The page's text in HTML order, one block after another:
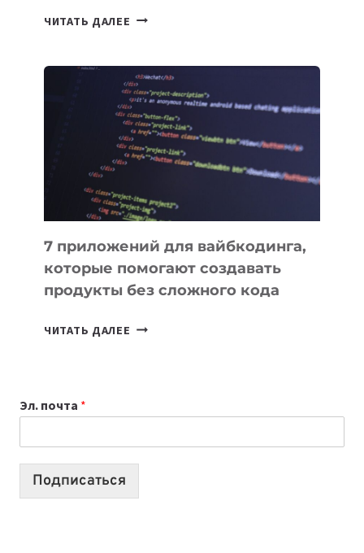
ЧИТАТЬ ДАЛЕЕ ТАСК-
ПОЛЕЗНЫХ
ИНСТРУМЕНТОВ
ДЛЯ
РАБОТЫ
7 приложений для вайбкодинга,
которые помогают создавать
продукты без сложного кода
ЧИТАТЬ ДАЛЕЕ 7
СОЗДАВАТЬ
ПРОДУКТЫ
Эл. почта *
Подписаться